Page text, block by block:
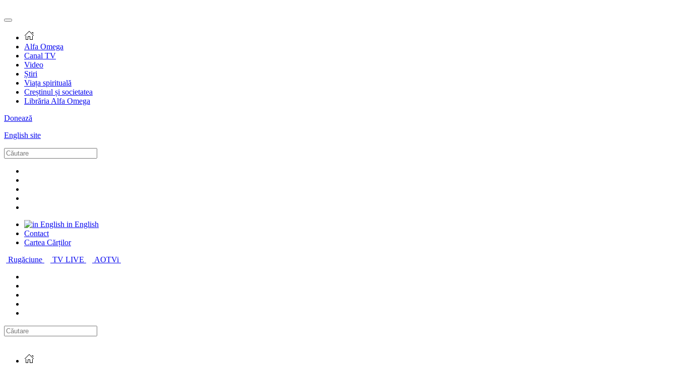
Alfa Omega
Canal TV
Video
Știri
Viața spirituală
Creștinul și societatea
Librăria Alfa Omega
Donează
English site
in English
Contact
Cartea Cărților
Rugăciune
TV LIVE AOTVi